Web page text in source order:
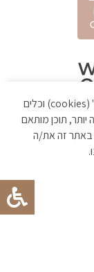
ביותר
לידיעתכם, באתר זה נעשה שימוש ב"קבצי עוגיות" (cookies) וכלים
תוכן מותאם
באתר זה את/ה